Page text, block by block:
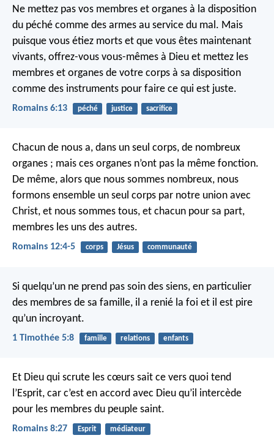
Ne mettez pas vos membres et organes à la disposition
du péché comme des armes au service du mal. Mais
puisque vous étiez morts et que vous êtes maintenant
vivants, offrez-vous vous-mêmes à Dieu et mettez les
membres et organes de votre corps à sa disposition
comme des instruments pour faire ce qui est juste.
Romains 6:13 péché justice sacrifice
Chacun de nous a, dans un seul corps, de nombreux
organes ; mais ces organes n’ont pas la même fonction.
De même, alors que nous sommes nombreux, nous
formons ensemble un seul corps par notre union avec
Christ, et nous sommes tous, et chacun pour sa part,
membres les uns des autres.
Romains 12:4-5 corps Jésus communauté
Si quelqu’un ne prend pas soin des siens, en particulier
des membres de sa famille, il a renié la foi et il est pire
qu’un incroyant.
1 Timothée 5:8 famille relations enfants
Et Dieu qui scrute les cœurs sait ce vers quoi tend
l’Esprit, car c’est en accord avec Dieu qu’il intercède
pour les membres du peuple saint.
Romains 8:27 Esprit médiateur